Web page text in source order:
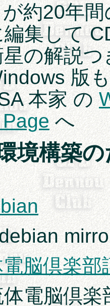
約20年
集して
の解説
版
本家 の
へ
境構築
脳倶楽
電脳倶